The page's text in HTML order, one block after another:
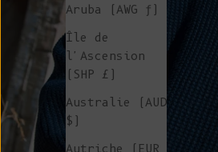
Aruba (AWG ƒ)
Île de
l'Ascension
(SHP £)
Australie (AUD
$)
Autriche (EUR